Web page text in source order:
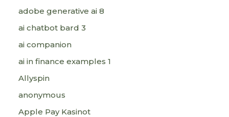
adobe generative ai 8
ai chatbot bard 3
ai companion
ai in finance examples 1
Allyspin
anonymous
Apple Pay Kasinot